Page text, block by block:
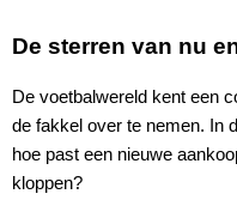
De sterren van nu
De voetbalwereld kent een
de fakkel over te nemen. In
hoe past een nieuwe
kloppen?